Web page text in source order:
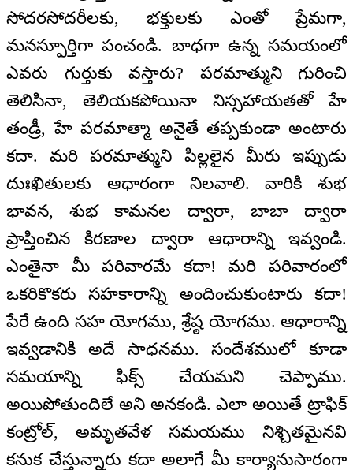
సోదరసోదరీలకు, భక్తులకు ఎంతో ప్రేమగా,
మనస్ఫూర్తిగా పంచండి. బాధగా ఉన్న సమయంలో
ఎవరు గుర్తుకు వస్తారు? పరమాత్ముని గురించి
తెలిసినా, తెలియకపోయినా నిస్సహాయతతో హే
తండ్రీ, హే పరమాత్మా అనైతే తప్పకుండా అంటారు
కదా. మరి పరమాత్ముని పిల్లలైన మీరు ఇప్పుడు
దుఃఖితులకు ఆధారంగా నిలవాలి. వారికి శుభ
భావన, శుభ కామనల ద్వారా, బాబా ద్వారా
ప్రాప్తించిన కిరణాల ద్వారా ఆధారాన్ని ఇవ్వండి.
ఎంతైనా మీ పరివారమే కదా! మరి పరివారంలో
ఒకరికొకరు సహకారాన్ని అందించుకుంటారు కదా!
పేరే ఉంది సహ యోగము, శ్రేష్ఠ యోగము. ఆధారాన్ని
ఇవ్వడానికి అదే సాధనము. సందేశములో కూడా
సమయాన్ని ఫిక్స్ చేయమని చెప్పాము.
అయిపోతుందిలే అని అనకండి. ఎలా అయితే ట్రాఫిక్
కంట్రోల్, అమృతవేళ సమయము నిశ్చితమైనవి
కనుక చేస్తున్నారు కదా అలాగే మీ కార్యానుసారంగా